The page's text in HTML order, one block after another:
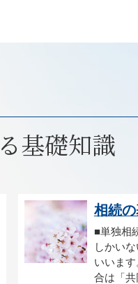
基礎知識
相続
■単独相
しかい
いいま
合は「